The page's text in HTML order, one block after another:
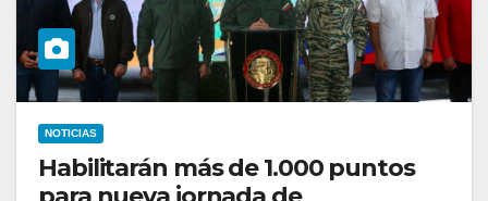
NOTICIAS
Habilitarán más de 1.000 puntos